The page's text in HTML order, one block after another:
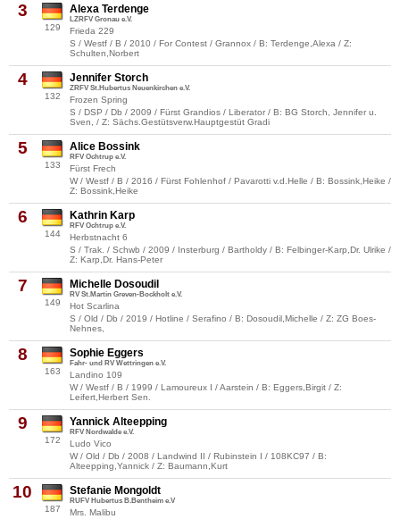
3
129
Alexa Terdenge
LZRFV Gronau e.V.
Frieda 229
S / Westf / B / 2010 / For Contest / Grannox / B: Terdenge,Alexa / Z:
Schulten,Norbert
4
132
Jennifer Storch
ZRFV St.Hubertus Neuenkirchen e.V.
Frozen Spring
S / DSP / Db / 2009 / Fürst Grandios / Liberator / B: BG Storch, Jennifer u.
Sven, / Z: Sächs.Gestütsverw.Hauptgestüt Gradi
5
133
Alice Bossink
RFV Ochtrup e.V.
Fürst Frech
W / Westf / B / 2016 / Fürst Fohlenhof / Pavarotti v.d.Helle / B: Bossink,Heike /
Z: Bossink,Heike
6
144
Kathrin Karp
RFV Ochtrup e.V.
Herbstnacht 6
S / Trak. / Schwb / 2009 / Insterburg / Bartholdy / B: Felbinger-Karp,Dr. Ulrike /
Z: Karp,Dr. Hans-Peter
7
149
Michelle Dosoudil
RV St.Martin Greven-Bockholt e.V.
Hot Scarlina
S / Old / Db / 2019 / Hotline / Serafino / B: Dosoudil,Michelle / Z: ZG Boes-
Nehnes,
8
163
Sophie Eggers
Fahr- und RV Wettringen e.V.
Landino 109
W / Westf / B / 1999 / Lamoureux I / Aarstein / B: Eggers,Birgit / Z:
Leifert,Herbert Sen.
9
172
Yannick Alteepping
RFV Nordwalde e.V.
Ludo Vico
W / Old / Db / 2008 / Landwind II / Rubinstein I / 108KC97 / B:
Alteepping,Yannick / Z: Baumann,Kurt
10
187
Stefanie Mongoldt
RUFV Hubertus B.Bentheim e.V
Mrs. Malibu